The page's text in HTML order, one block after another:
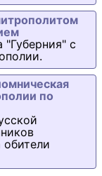
"Губерния" с
по